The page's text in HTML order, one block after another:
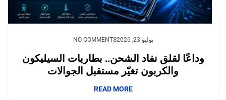
يوليو 23, 2026 NO COMMENTS
وداعًا لقلق نفاد الشحن.. بطاريات السيليكون
والكربون تغيّر مستقبل الجوالات
READ MORE
إبداع فور يو